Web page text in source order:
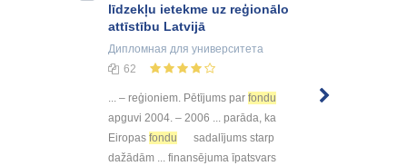
līdzekļu ietekme uz reģionālo
attīstību Latvijā
Дипломная для университета
62
... – reģioniem. Pētījums par fondu
apguvi 2004. – 2006 ... parāda, ka
Eiropas fondu
sadalījums starp
dažādām ... finansējuma īpatsvars